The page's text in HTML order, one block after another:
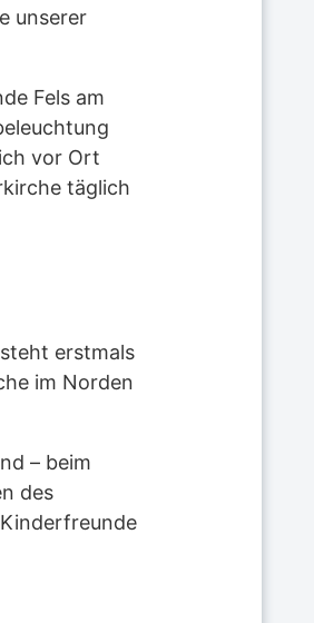
unserer
Fels am
vor Ort
täglich
erstmals
im Norden
– beim
des